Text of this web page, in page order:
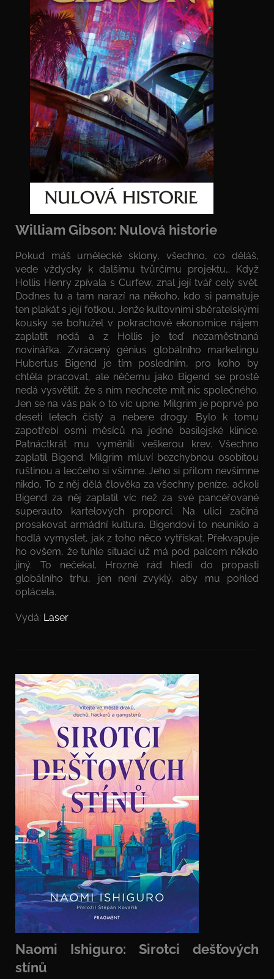
William Gibson: Nulová historie
Pokud máš umělecké sklony, všechno, co děláš,
vede vždycky k dalšímu tvůrčímu projektu… Když
Hollis Henry zpívala s Curfew, znal její tvář celý svět.
Dodnes tu a tam narazí na někoho, kdo si pamatuje
ten plakát s její fotkou. Jenže kultovními sběratelskými
kousky se bohužel v pokrachové ekonomice nájem
zaplatit nedá a z Hollis je teď nezaměstnaná
novinářka. Zvrácený génius globálního marketingu
Hubertus Bigend je tím posledním, pro koho by
chtěla pracovat, ale něčemu jako Bigend se prostě
nedá vysvětlit, že s ním nechcete mít nic společného.
Jen se na vás pak o to víc upne. Milgrim je poprvé po
deseti letech čistý a nebere drogy. Bylo k tomu
zapotřebí osmi měsíců na jedné basilejské klinice.
Patnáctkrát mu vyměnili veškerou krev. Všechno
zaplatil Bigend. Milgrim mluví bezchybnou osobitou
ruštinou a lecčeho si všimne. Jeho si přitom nevšimne
nikdo. To z něj dělá člověka za všechny peníze, ačkoli
Bigend za něj zaplatil víc než za své pancéřované
superauto kartelových proporcí. Na ulici začíná
prosakovat armádní kultura. Bigendovi to neuniklo a
hodlá vymyslet, jak z toho něco vytřískat. Překvapuje
ho ovšem, že tuhle situaci už má pod palcem někdo
jiný. To nečekal. Hrozně rád hledí do propasti
globálního trhu, jen není zvyklý, aby mu pohled
oplácela.
Vydá: Laser
Naomi Ishiguro: Sirotci dešťových
stínů